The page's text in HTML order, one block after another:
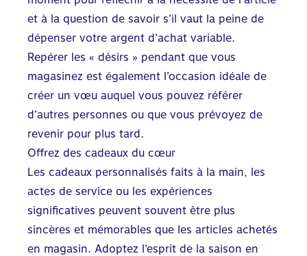
et à la question de savoir s’il vaut la peine de
dépenser votre argent d’achat variable.
Repérer les « désirs » pendant que vous
magasinez est également l’occasion idéale de
créer un vœu auquel vous pouvez référer
d’autres personnes ou que vous prévoyez de
revenir pour plus tard.
Offrez des cadeaux du cœur
Les cadeaux personnalisés faits à la main, les
actes de service ou les expériences
significatives peuvent souvent être plus
sincères et mémorables que les articles achetés
en magasin. Adoptez l’esprit de la saison en